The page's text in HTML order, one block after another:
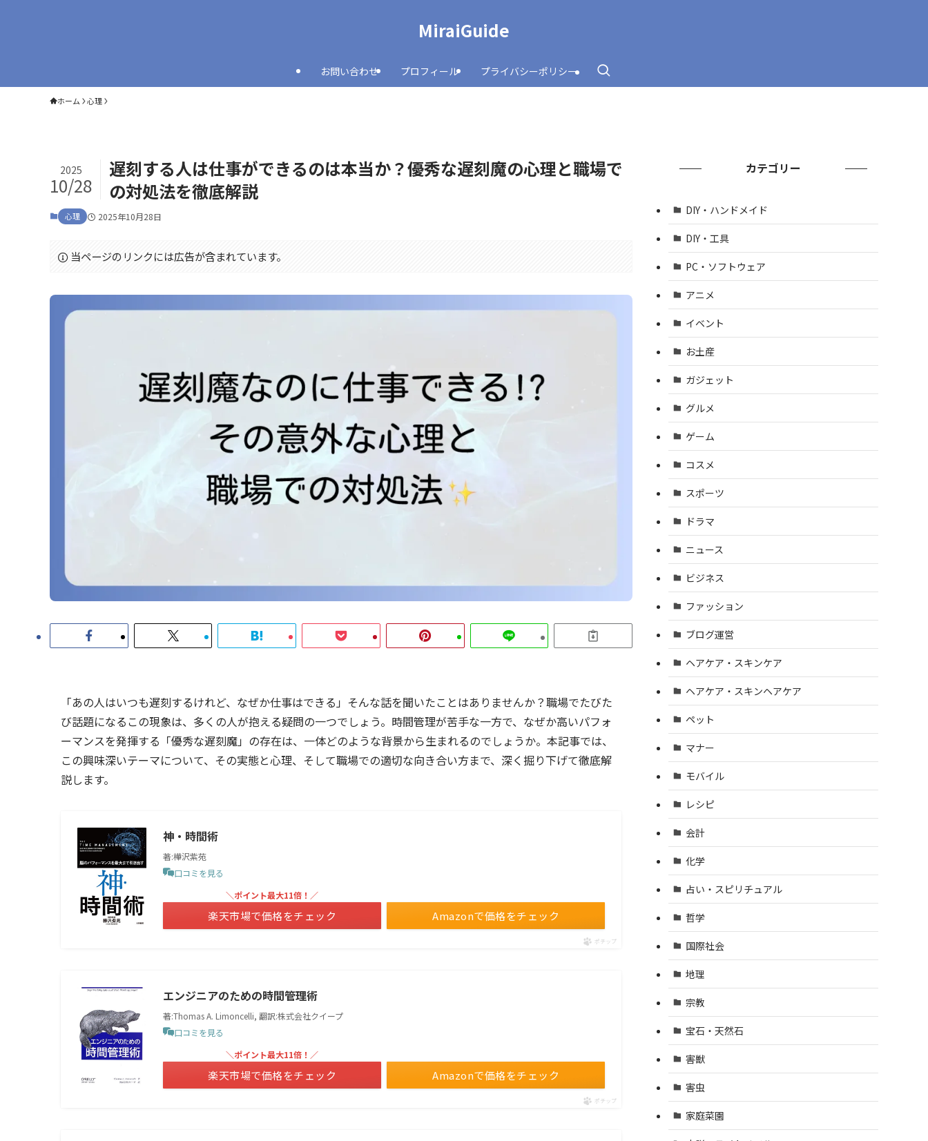
MiraiGuide
お問い合わせ プロフィール プライバシーポリシー
ホーム 心理
遅刻する人は仕事ができるのは本当か？優秀な遅刻魔の心理と職場で
の対処法を徹底解説
2025
10/28
心理 2025年10月28日
当ページのリンクには広告が含まれています。
「あの人はいつも遅刻するけれど、なぜか仕事はできる」そんな話を聞いたことはありませんか？職場でたびた
び話題になるこの現象は、多くの人が抱える疑問の一つでしょう。時間管理が苦手な一方で、なぜか高いパフォ
ーマンスを発揮する「優秀な遅刻魔」の存在は、一体どのような背景から生まれるのでしょうか。本記事では、
この興味深いテーマについて、その実態と心理、そして職場での適切な向き合い方まで、深く掘り下げて徹底解
説します。
神・時間術
著:樺沢紫苑
口コミを見る
Amazonで価格をチェック
＼ポイント最大11倍！／
楽天市場で価格をチェック
ポチップ
エンジニアのための時間管理術
著:Thomas A. Limoncelli, 翻訳:株式会社クイープ
口コミを見る
Amazonで価格をチェック
＼ポイント最大11倍！／
楽天市場で価格をチェック
ポチップ
カテゴリー
DIY・ハンドメイド
DIY・工具
PC・ソフトウェア
アニメ
イベント
お土産
ガジェット
グルメ
ゲーム
コスメ
スポーツ
ドラマ
ニュース
ビジネス
ファッション
ブログ運営
ヘアケア・スキンケア
ヘアケア・スキンヘアケア
ペット
マナー
モバイル
レシピ
会計
化学
占い・スピリチュアル
哲学
国際社会
地理
宗教
宝石・天然石
害獣
害虫
家庭菜園